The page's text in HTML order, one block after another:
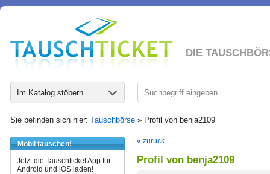
DIE
Im Katalog stöbern
Sie befinden sich hier: Tauschbörse » Profil von benja2109
Mobil tauschen!
Jetzt die Tauschticket App für
Android und iOS laden!
« zurück
Profil von benja2109